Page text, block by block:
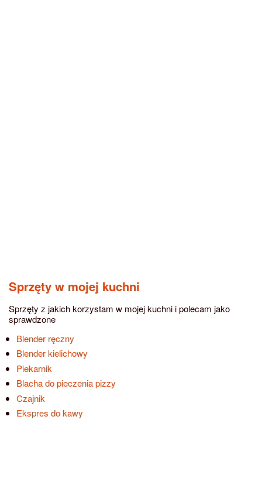
Sprzęty w mojej kuchni
Sprzęty z jakich korzystam w mojej kuchni i polecam jako
sprawdzone
Blender ręczny
Blender kielichowy
Piekarnik
Blacha do pieczenia pizzy
Czajnik
Ekspres do kawy